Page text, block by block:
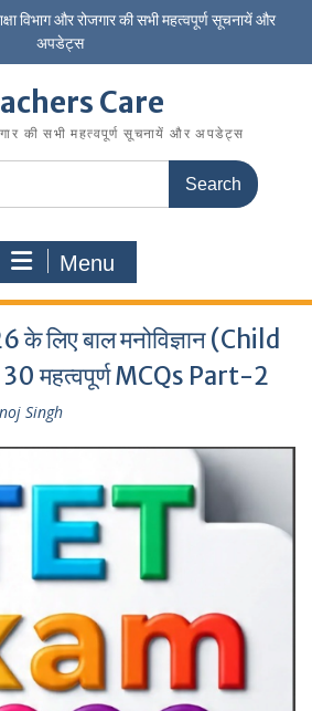
विभाग और रोजगार की सभी महत्वपूर्ण सूचनायें और
अपडेट्स
Care
की सभी महत्वपूर्ण सूचनायें और अपडेट्स
Menu
लिए बाल मनोविज्ञान (Child
महत्वपूर्ण MCQs Part-2
Singh